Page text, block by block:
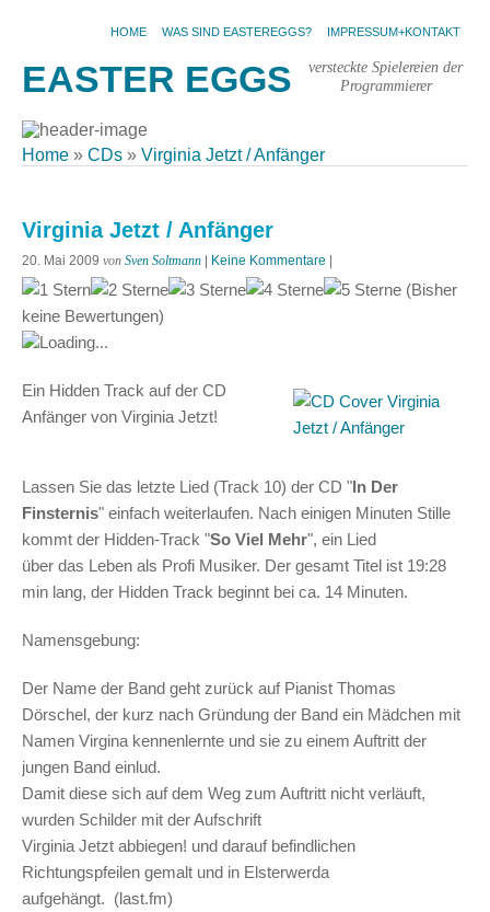
HOME WAS SIND EASTEREGGS? IMPRESSUM+KONTAKT
EASTER EGGS
versteckte Spielereien der
Programmierer
Home » CDs » Virginia Jetzt / Anfänger
Virginia Jetzt / Anfänger
20. Mai 2009 von Sven Soltmann Keine Kommentare
(Bisher
keine Bewertungen)
Loading...
Ein Hidden Track auf der CD
Anfänger von Virginia Jetzt!
Lassen Sie das letzte Lied (Track 10) der CD "In Der
Finsternis" einfach weiterlaufen. Nach einigen Minuten Stille
kommt der Hidden-Track "So Viel Mehr", ein Lied
über das Leben als Profi Musiker. Der gesamt Titel ist 19:28
min lang, der Hidden Track beginnt bei ca. 14 Minuten.
Namensgebung:
Der Name der Band geht zurück auf Pianist Thomas
Dörschel, der kurz nach Gründung der Band ein Mädchen mit
Namen Virgina kennenlernte und sie zu einem Auftritt der
jungen Band einlud.
Damit diese sich auf dem Weg zum Auftritt nicht verläuft,
wurden Schilder mit der Aufschrift
Virginia Jetzt abbiegen! und darauf befindlichen
Richtungspfeilen gemalt und in Elsterwerda
aufgehängt. (last.fm)